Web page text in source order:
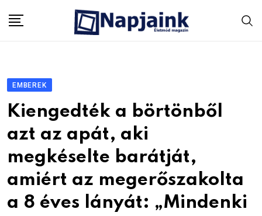
EMBEREK
Kiengedték a börtönből
azt az apát, aki
megkéselte barátját,
amiért az megerőszakolta
a 8 éves lányát: „Mindenki